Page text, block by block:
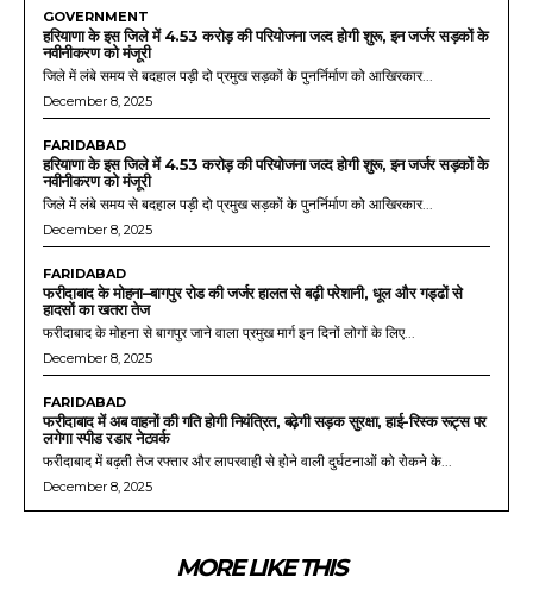
GOVERNMENT
हरियाणा के इस जिले में 4.53 करोड़ की परियोजना जल्द होगी शुरू, इन जर्जर सड़कों के
नवीनीकरण को मंजूरी
जिले में लंबे समय से बदहाल पड़ी दो प्रमुख सड़कों के पुनर्निर्माण को आखिरकार...
December 8, 2025
FARIDABAD
हरियाणा के इस जिले में 4.53 करोड़ की परियोजना जल्द होगी शुरू, इन जर्जर सड़कों के
नवीनीकरण को मंजूरी
जिले में लंबे समय से बदहाल पड़ी दो प्रमुख सड़कों के पुनर्निर्माण को आखिरकार...
December 8, 2025
FARIDABAD
फरीदाबाद के मोहना–बागपुर रोड की जर्जर हालत से बढ़ी परेशानी, धूल और गड्ढों से
हादसों का खतरा तेज
फरीदाबाद के मोहना से बागपुर जाने वाला प्रमुख मार्ग इन दिनों लोगों के लिए...
December 8, 2025
FARIDABAD
फरीदाबाद में अब वाहनों की गति होगी नियंत्रित, बढ़ेगी सड़क सुरक्षा, हाई-रिस्क रूट्स पर
लगेगा स्पीड रडार नेटवर्क
फरीदाबाद में बढ़ती तेज रफ्तार और लापरवाही से होने वाली दुर्घटनाओं को रोकने के...
December 8, 2025
MORE LIKE THIS